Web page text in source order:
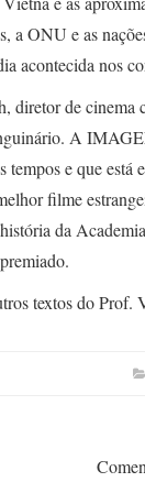
a ONU e as
acontecida nos
diretor de cinema
A
tempos e que
filme
da
textos do Prof.